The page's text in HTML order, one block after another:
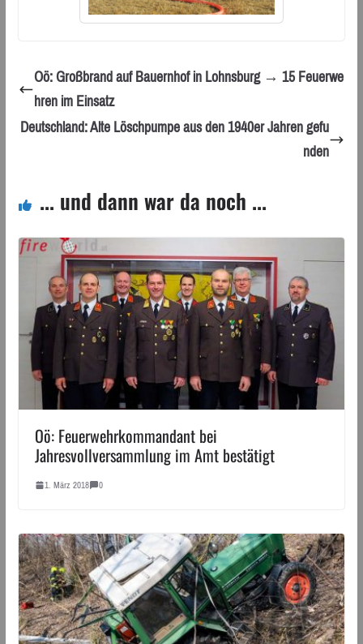
Oö: Großbrand auf Bauernhof in Lohnsburg → 15 Feuerwe
hren im Einsatz
Deutschland: Alte Löschpumpe aus den 1940er Jahren gefu
nden
... und dann war da noch ...
Oö: Feuerwehrkommandant bei
Jahresvollversammlung im Amt bestätigt
1. März 2018 0